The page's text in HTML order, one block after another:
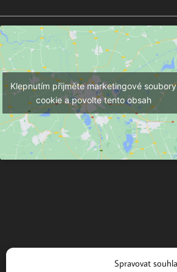
Spravovat
Klepnutím přijměte marketingové soubory
cookie a povolte tento obsah